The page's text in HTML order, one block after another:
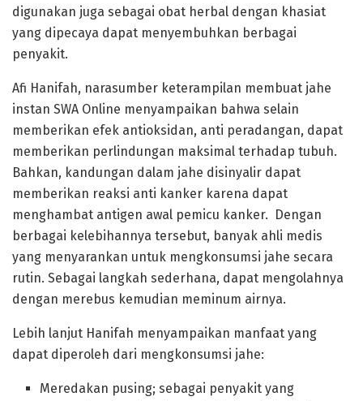
digunakan juga sebagai obat herbal dengan khasiat
yang dipecaya dapat menyembuhkan berbagai
penyakit.
Afi Hanifah, narasumber keterampilan membuat jahe
instan SWA Online menyampaikan bahwa selain
memberikan efek antioksidan, anti peradangan, dapat
memberikan perlindungan maksimal terhadap tubuh.
Bahkan, kandungan dalam jahe disinyalir dapat
memberikan reaksi anti kanker karena dapat
menghambat antigen awal pemicu kanker. Dengan
berbagai kelebihannya tersebut, banyak ahli medis
yang menyarankan untuk mengkonsumsi jahe secara
rutin. Sebagai langkah sederhana, dapat mengolahnya
dengan merebus kemudian meminum airnya.
Lebih lanjut Hanifah menyampaikan manfaat yang
dapat diperoleh dari mengkonsumsi jahe:
Meredakan pusing; sebagai penyakit yang